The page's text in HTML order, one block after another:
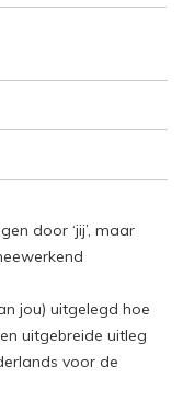
door ‘jij’, maar
jou) uitgelegd hoe
uitgebreide uitleg
voor de